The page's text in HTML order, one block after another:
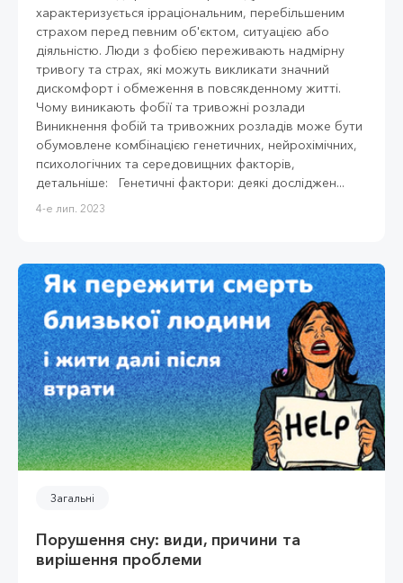
характеризується ірраціональним, перебільшеним
страхом перед певним об'єктом, ситуацією або
діяльністю. Люди з фобією переживають надмірну
тривогу та страх, які можуть викликати значний
дискомфорт і обмеження в повсякденному житті.
Чому виникають фобії та тривожні розлади
Виникнення фобій та тривожних розладів може бути
обумовлене комбінацією генетичних, нейрохімічних,
психологічних та середовищних факторів,
детальніше: Генетичні фактори: деякі досліджен...
4-е лип. 2023
Загальні
Порушення сну: види, причини та
вирішення проблеми